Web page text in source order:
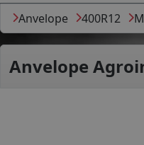
Anvelope 400R12
Anvelope